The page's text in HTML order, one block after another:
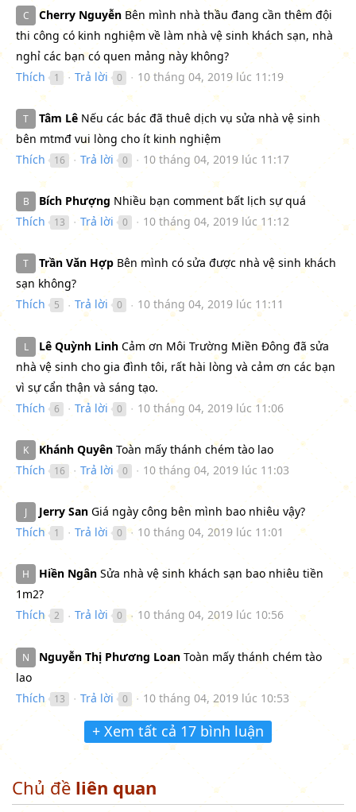
C Cherry Nguyễn Bên mình nhà thầu đang cần thêm đội
thi công có kinh nghiệm về làm nhà vệ sinh khách sạn, nhà
nghỉ các bạn có quen mảng này không?
Thích
1 ● Trả lời 0 ● 10 tháng 04, 2019 lúc 11:19
T Tâm Lê Nếu các bác đã thuê dịch vụ sửa nhà vệ sinh
bên mtmđ vui lòng cho ít kinh nghiệm
Thích
16 ● Trả lời 0 ● 10 tháng 04, 2019 lúc 11:17
B Bích Phượng Nhiều bạn comment bất lịch sự quá
Thích
13 ● Trả lời 0 ● 10 tháng 04, 2019 lúc 11:12
T Trần Văn Hợp Bên mình có sửa được nhà vệ sinh khách
sạn không?
Thích
5 ● Trả lời 0 ● 10 tháng 04, 2019 lúc 11:11
L Lê Quỳnh Linh Cảm ơn Môi Trường Miền Đông đã sửa
nhà vệ sinh cho gia đình tôi, rất hài lòng và cảm ơn các bạn
vì sự cẩn thận và sáng tạo.
Thích
6 ● Trả lời 0 ● 10 tháng 04, 2019 lúc 11:06
K Khánh Quyên Toàn mấy thánh chém tào lao
Thích
16 ● Trả lời 0 ● 10 tháng 04, 2019 lúc 11:03
J Jerry San Giá ngày công bên mình bao nhiêu vậy?
Thích
1 ● Trả lời 0 ● 10 tháng 04, 2019 lúc 11:01
H Hiền Ngân Sửa nhà vệ sinh khách sạn bao nhiêu tiền
1m2?
Thích
2 ● Trả lời 0 ● 10 tháng 04, 2019 lúc 10:56
N Nguyễn Thị Phương Loan Toàn mấy thánh chém tào
lao
Thích
13 ● Trả lời 0 ● 10 tháng 04, 2019 lúc 10:53
+ Xem tất cả 17 bình luận
Chủ đề liên quan